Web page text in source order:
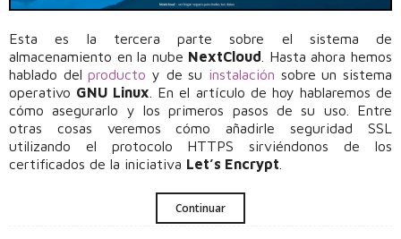
Esta es la tercera parte sobre el sistema de
almacenamiento en la nube NextCloud . Hasta ahora hemos
hablado delproducto y de su instalación sobre un sistema
operativo GNU Linux . En el artículo de hoy hablaremos de
cómo asegurarlo y los primeros pasos de su uso. Entre
otras cosas veremos cómo añadirle seguridad SSL
utilizando el protocolo HTTPS sirviéndonos de los
certificados de la iniciativa Let’s Encrypt
Continuar